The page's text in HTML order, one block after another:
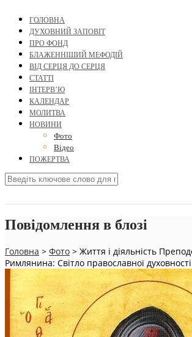
ГОЛОВНА
ДУХОВНИЙ ЗАПОВІТ
ПРО ФОНД
БЛАЖЕННІШИЙ МЕФОДІЙ
ВІД СЕРЦЯ ДО СЕРЦЯ
СТАТТІ
ІНТЕРВ’Ю
КАЛЕНДАР
МОЛИТВА
НОВИНИ
Фото
Відео
ПОЖЕРТВА
Повідомлення в блозі
Головна > Фото > Життя і діяльність
Римлянина: Світло православної духовності